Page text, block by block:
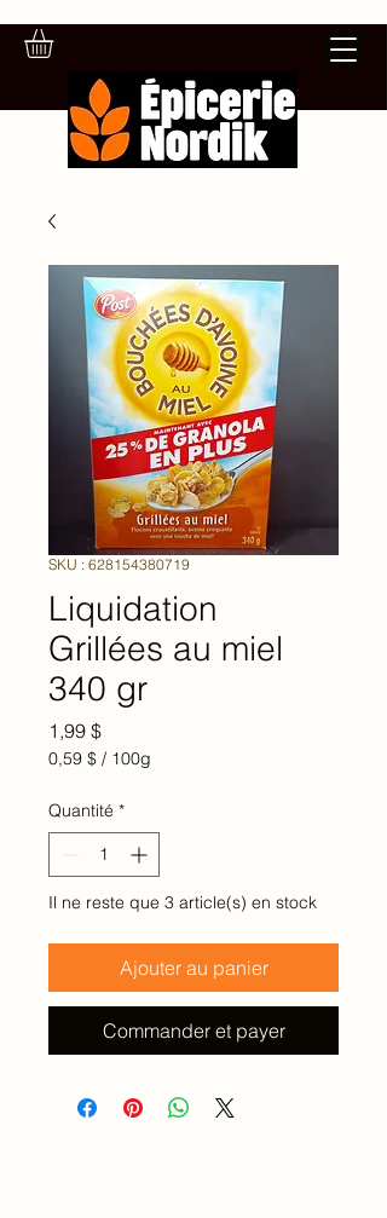
SKU : 628154380719
Liquidation
Grillées au miel
340 gr
1,99 $Prix
0,59 $ / 100g
pour
100
Grammes
Quantité *
Il ne reste que 3 article(s) en stock
Ajouter au panier
Commander et payer